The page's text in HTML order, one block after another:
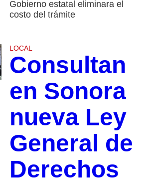
Gobierno estatal eliminara el
costo del trámite
LOCAL
Consultan
en Sonora
nueva Ley
General de
Derechos